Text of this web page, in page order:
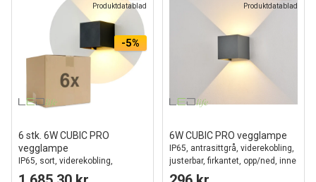
Produktdatablad
-5%
6 stk. 6W CUBIC PRO
vegglampe
IP65, sort, viderekobling,
justerbar, firkantet, opp/ned,
Produktdatablad
6W CUBIC PRO vegglampe
IP65, antrasittgrå, viderekobling,
justerbar, firkantet, opp/ned, inne
/ ute, inkl. lyskilde